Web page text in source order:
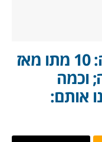
המשך הדרדרות הקורונה: 10 מתו מאז
וכמה
אותם: